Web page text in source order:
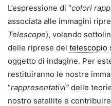
L’espressione di “colori
associata alle immagini
Telescope), volendo
delle riprese del telescopio
oggetto di indagine. Per
restituiranno le nostre
“rappresentativi” delle
nostro satellite e